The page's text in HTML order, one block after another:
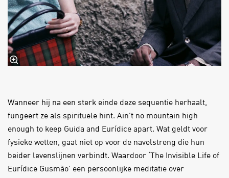
Wanneer hij na een sterk einde deze sequentie herhaalt,
fungeert ze als spirituele hint. Ain’t no mountain high
enough to keep Guida and Eurídice apart. Wat geldt voor
fysieke wetten, gaat niet op voor de navelstreng die hun
beider levenslijnen verbindt. Waardoor ‘The Invisible Life of
Eurídice Gusmão’ een persoonlijke meditatie over